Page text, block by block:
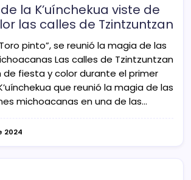
la K’uínchekua viste de
las calles de Tzintzuntzan
pinto”, se reunió la magia de las
Las calles de Tzintzuntzan
de fiesta y color durante el primer
que reunió la magia de las
michoacanas en una de las…
2024